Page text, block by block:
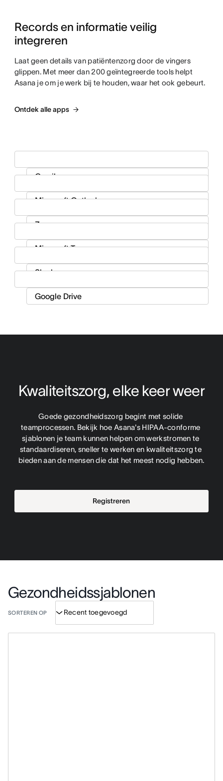
Records en informatie veilig
integreren
Laat geen details van patiëntenzorg door de vingers
glippen. Met meer dan 200 geïntegreerde tools helpt
Asana je om je werk bij te houden, waar het ook gebeurt.
Ontdek alle apps
Kwaliteitszorg, elke keer weer
Goede gezondheidszorg begint met solide
teamprocessen. Bekijk hoe Asana's HIPAA-conforme
sjablonen je team kunnen helpen om werkstromen te
standaardiseren, sneller te werken en kwaliteitszorg te
bieden aan de mensen die dat het meest nodig hebben.
Registreren
Gezondheidssjablonen
SORTEREN OP